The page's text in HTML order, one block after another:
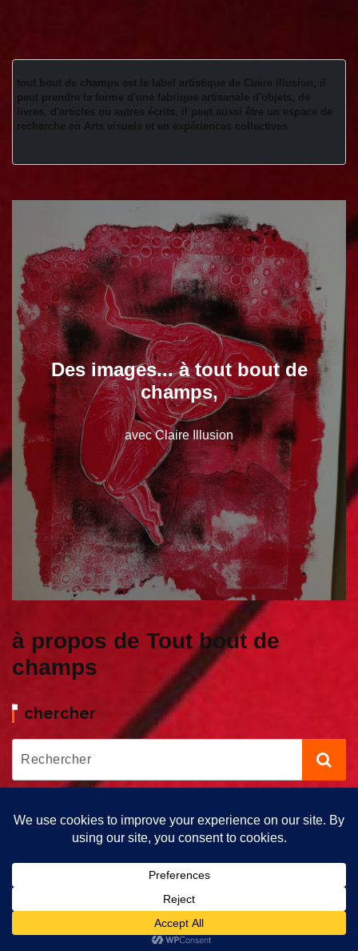
tout bout de champs est le label artistique de Claire Illusion, il
peut prendre la forme d'une fabrique artisanale d'objets, de
livres, d'articles ou autres écrits, il peut aussi être un espace de
recherche en Arts visuels et en expériences collectives
Des images... à tout bout de
champs,
avec Claire Illusion
à propos de Tout bout de
champs
chercher
Copyright © 2026 Tout bout de Champs | Propulsé par Tout Bout
de Champs